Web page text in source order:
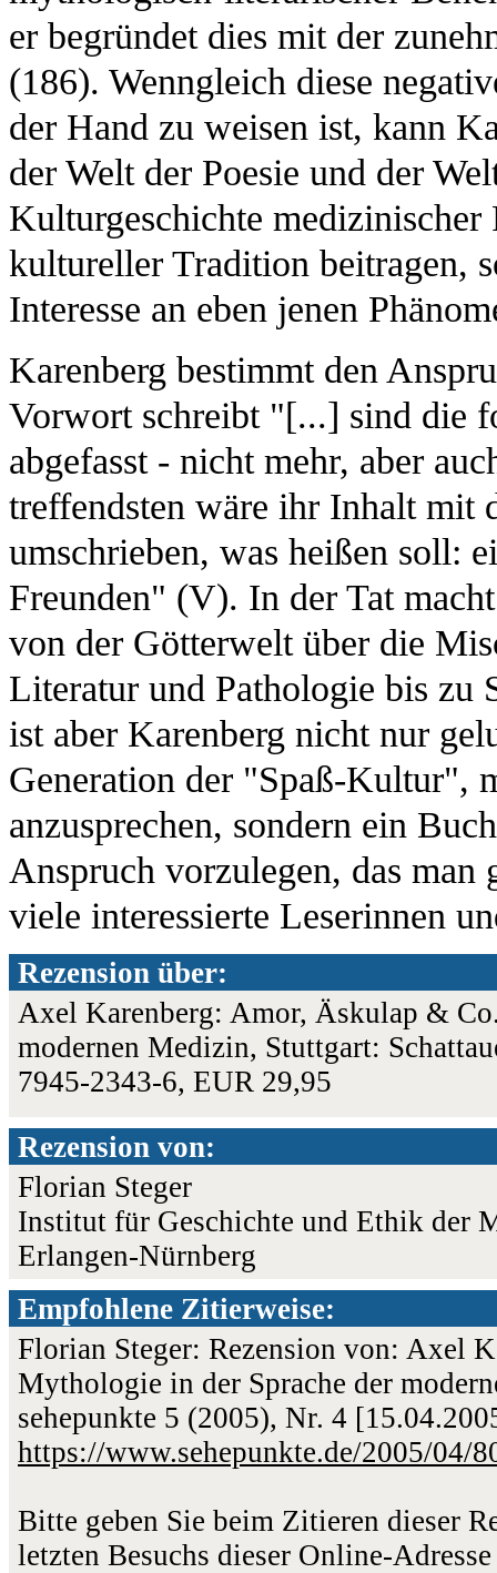
er begründet dies mit der
(186). Wenngleich diese
der Hand zu weisen ist, kann
der Welt der Poesie und der
Kulturgeschichte medizinischer
kultureller Tradition beitragen,
Interesse an eben jenen
Karenberg bestimmt den
Vorwort schreibt "[...] sind die
abgefasst - nicht mehr, aber
treffendsten wäre ihr Inhalt mit
umschrieben, was heißen soll:
Freunden" (V). In der Tat
von der Götterwelt über die
Literatur und Pathologie bis zu
ist aber Karenberg nicht nur
Generation der "Spaß-Kultur",
anzusprechen, sondern ein
Anspruch vorzulegen, das
viele interessierte Leserinnen
Rezension über:
Axel Karenberg: Amor, Äskulap &
modernen Medizin, Stuttgart:
7945-2343-6, EUR 29,95
Rezension von:
Florian Steger
Institut für Geschichte und Ethik der
Erlangen-Nürnberg
Empfohlene Zitierweise:
Florian Steger: Rezension von: Axel
Mythologie in der Sprache der
sehepunkte 5 (2005), Nr. 4
https://www.sehepunkte.de/2005/04/
Bitte geben Sie beim Zitieren dieser
letzten Besuchs dieser Online-Adresse